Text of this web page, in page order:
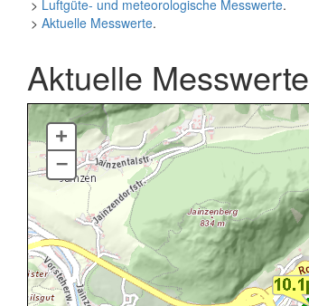
> Luftgüte- und meteorologische Messwerte.
> Aktuelle Messwerte.
Aktuelle Messwerte
+
–